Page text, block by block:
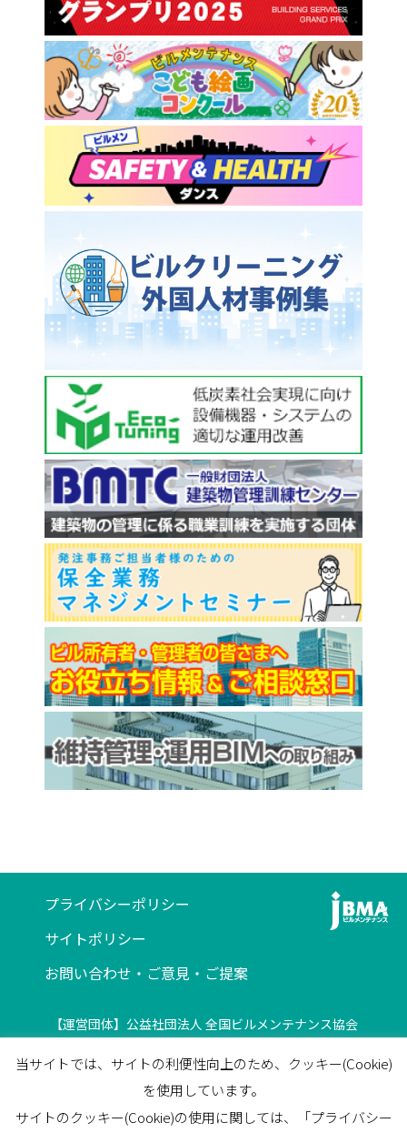
プライバシーポリシー
サイトポリシー
お問い合わせ・ご意見・ご提案
【運営団体】公益社団法人 全国ビルメンテナンス協会
ビルメンテナンス会館5F
03-3805-7560 / FAX 03-3805-7561
当サイトでは、サイトの利便性向上のため、クッキー(Cookie)
を使用しています。
サイトのクッキー(Cookie)の使用に関しては、「プライバシー